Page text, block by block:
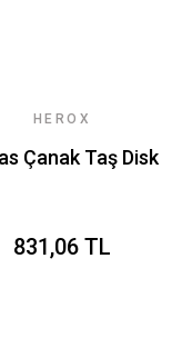
HEROX
Çanak Taş Disk
831,06 TL